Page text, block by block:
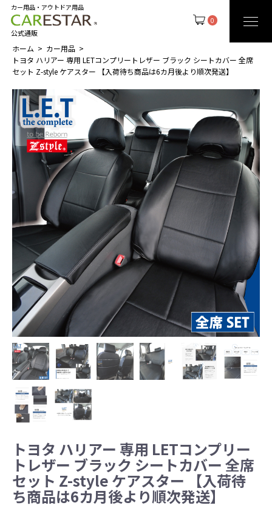
0
カー用品・アウトドア用品
公式通販
ホーム
カー用品
トヨタ ハリアー 専用 LETコンプリートレザー ブラック シートカバー 全席
セット Z-style ケアスター 【入荷待ち商品は6カ月後より順次発送】
トヨタ ハリアー 専用 LETコンプリー
トレザー ブラック シートカバー 全席
セット Z-style ケアスター 【入荷待
ち商品は6カ月後より順次発送】